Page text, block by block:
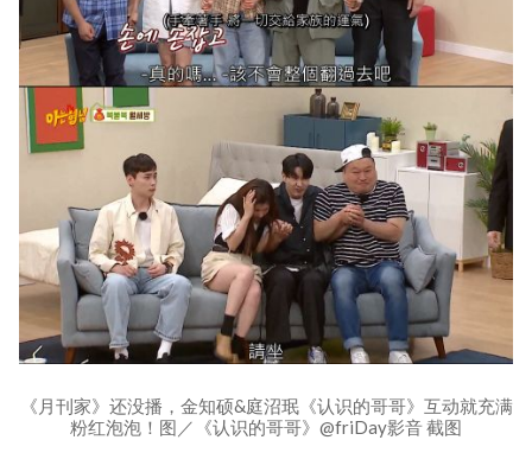
《月刊家》还没播，金知硕&庭沼珉《认识的哥哥》互动就充满
粉红泡泡！图／《认识的哥哥》@friDay影音 截图